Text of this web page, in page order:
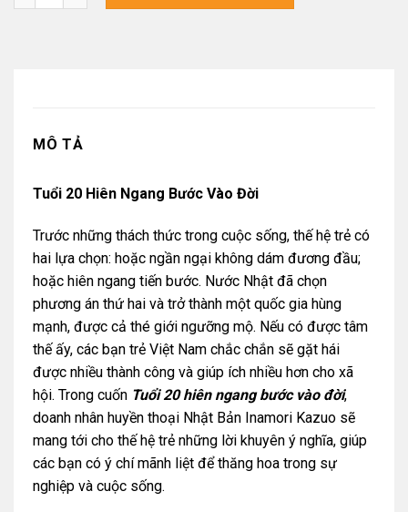
MÔ TẢ
Tuổi 20 Hiên Ngang Bước Vào Đời
Trước những thách thức trong cuộc sống, thế hệ trẻ có
hai lựa chọn: hoặc ngần ngại không dám đương đầu;
hoặc hiên ngang tiến bước. Nước Nhật đã chọn
phương án thứ hai và trở thành một quốc gia hùng
mạnh, được cả thé giới ngưỡng mộ. Nếu có được tâm
thế ấy, các bạn trẻ Việt Nam chắc chắn sẽ gặt hái
được nhiều thành công và giúp ích nhiều hơn cho xã
hội. Trong cuốn Tuổi 20 hiên ngang bước vào đời,
doanh nhân huyền thoại Nhật Bản Inamori Kazuo sẽ
mang tới cho thế hệ trẻ những lời khuyên ý nghĩa, giúp
các bạn có ý chí mãnh liệt để thăng hoa trong sự
nghiệp và cuộc sống.